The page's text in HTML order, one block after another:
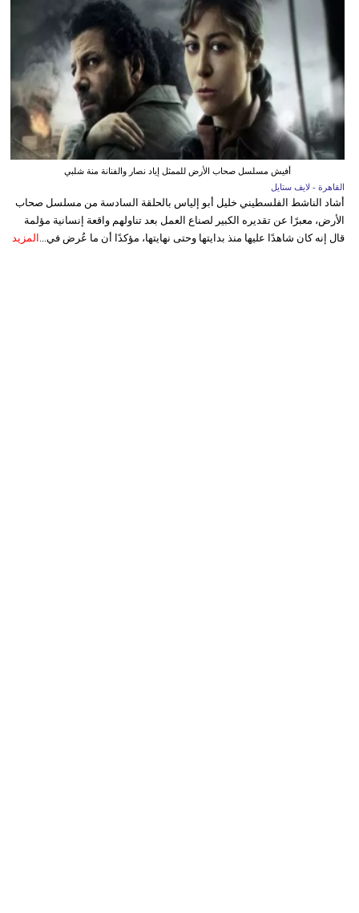
أفيش مسلسل صحاب الأرض للممثل إياد نصار والفنانة منة شلبي
القاهرة - لايف ستايل
أشاد الناشط الفلسطيني خليل أبو إلياس بالحلقة السادسة من مسلسل صحاب
الأرض، معبرًا عن تقديره الكبير لصناع العمل بعد تناولهم واقعة إنسانية مؤلمة
قال إنه كان شاهدًا عليها منذ بدايتها وحتى نهايتها، مؤكدًا أن ما عُرض في... المزيد